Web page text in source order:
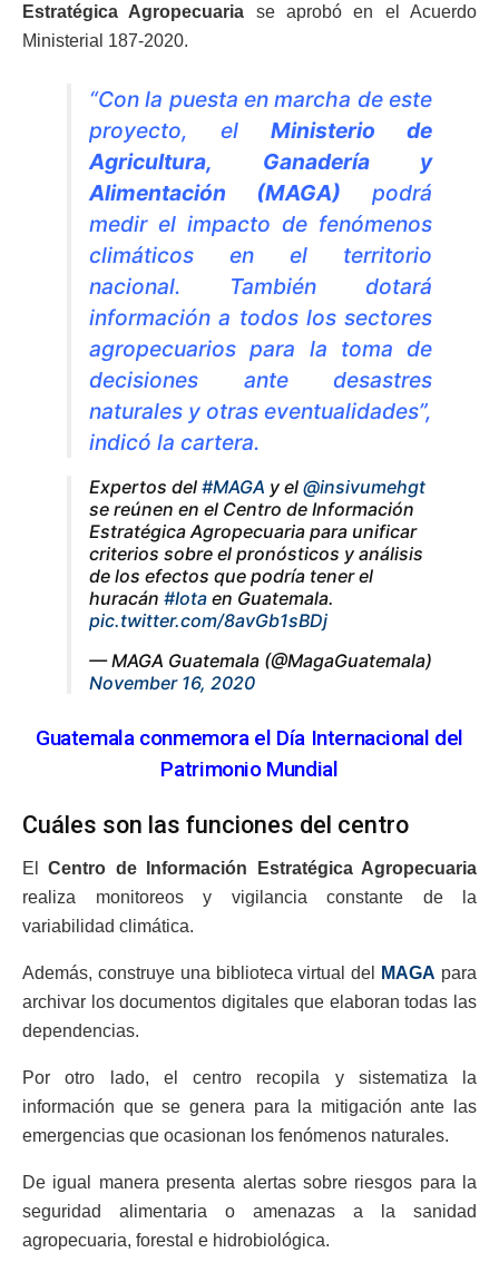
Estratégica Agropecuaria se aprobó en el Acuerdo
Ministerial 187-2020.
“Con la puesta en marcha de este
proyecto, el Ministerio de
Agricultura, Ganadería y
Alimentación (MAGA) podrá
medir el impacto de fenómenos
climáticos en el territorio
nacional. También dotará
información a todos los sectores
agropecuarios para la toma de
decisiones ante desastres
naturales y otras eventualidades”,
indicó la cartera.
Expertos del #MAGA y el @insivumehgt
se reúnen en el Centro de Información
Estratégica Agropecuaria para unificar
criterios sobre el pronósticos y análisis
de los efectos que podría tener el
huracán #Iota en Guatemala.
pic.twitter.com/8avGb1sBDj
— MAGA Guatemala (@MagaGuatemala)
November 16, 2020
Guatemala conmemora el Día Internacional del
Patrimonio Mundial
Cuáles son las funciones del centro
ElCentro de Información Estratégica Agropecuaria
realiza monitoreos y vigilancia constante de la
variabilidad climática.
Además, construye una biblioteca virtual del MAGA para
archivar los documentos digitales que elaboran todas las
dependencias.
Por otro lado, el centro recopila y sistematiza la
información que se genera para la mitigación ante las
emergencias que ocasionan los fenómenos naturales.
De igual manera presenta alertas sobre riesgos para la
seguridad alimentaria o amenazas a la sanidad
agropecuaria, forestal e hidrobiológica.